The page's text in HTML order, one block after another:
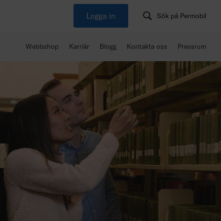
Logga in Sök på Permobil
Webbshop Karriär Blogg Kontakta oss Pressrum